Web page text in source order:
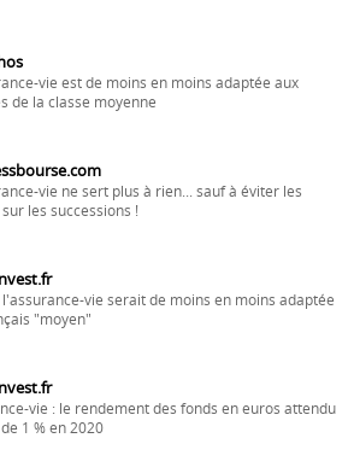
vie est de moins en moins adaptée aux
de la classe moyenne
vie ne sert plus à rien... sauf à éviter les
les successions !
l'assurance-vie serait de moins en moins adaptée
"moyen"
vie : le rendement des fonds en euros attendu
1 % en 2020